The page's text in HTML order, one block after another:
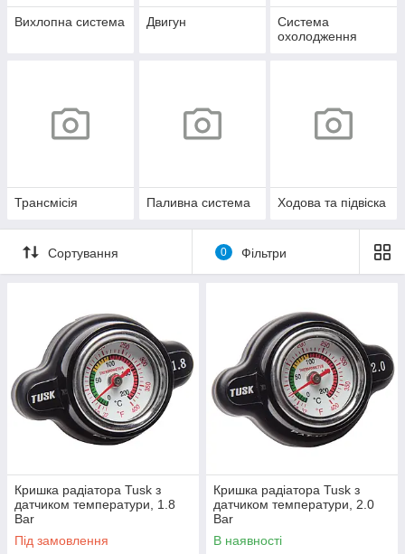
Вихлопна система Двигун
Система
охолодження
Трансмісія Паливна система Ходова та підвіска
Сортування 0 Фільтри
Кришка радіатора Tusk з
датчиком температури, 1.8
Bar
Під замовлення
Кришка радіатора Tusk з
датчиком температури, 2.0
Bar
В наявності